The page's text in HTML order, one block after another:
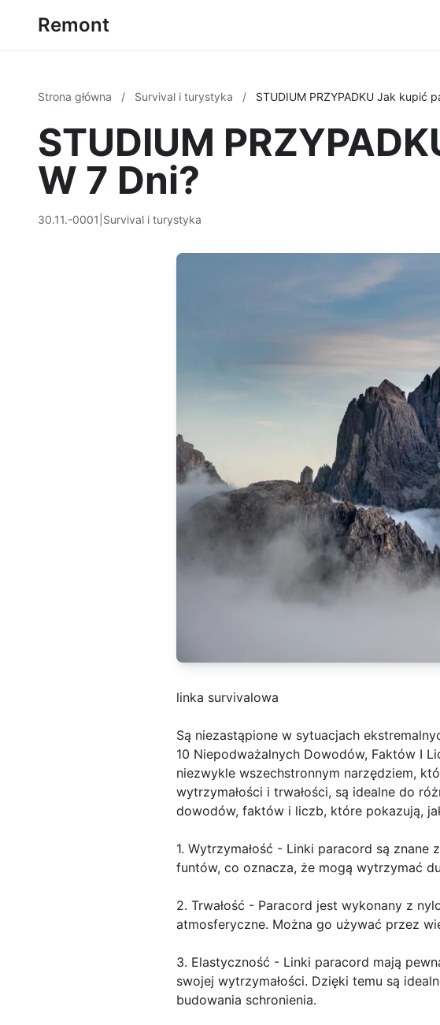
Remont
Strona główna / Survival i turystyka / STUDIUM PRZYPADKU Jak kupić
STUDIUM
W 7 Dni?
30.11.-0001 Survival i turystyka
linka survivalowa
Są niezastąpione w sytuacjach
10 Niepodważalnych Dowodów, Faktów I
niezwykle wszechstronnym narzędziem,
wytrzymałości i trwałości, są idealne do
dowodów, faktów i liczb, które pokazują,
1. Wytrzymałość - Linki paracord są
funtów, co oznacza, że mogą wytrzymać
2. Trwałość - Paracord jest wykonany z
atmosferyczne. Można go używać przez
3. Elastyczność - Linki paracord mają
swojej wytrzymałości. Dzięki temu są
budowania schronienia.